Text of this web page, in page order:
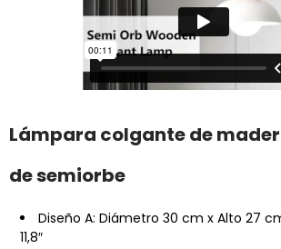
Lámpara colgante de
de semiorbe
Diseño A: Diámetro 30 cm x Alto 27
11,8″